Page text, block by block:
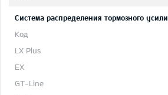
Система распределения тормозного